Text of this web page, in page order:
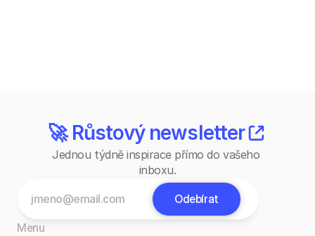
🚀 Růstový newsletter
Jednou týdně inspirace přímo do vašeho
inboxu.
Odebírat
Menu